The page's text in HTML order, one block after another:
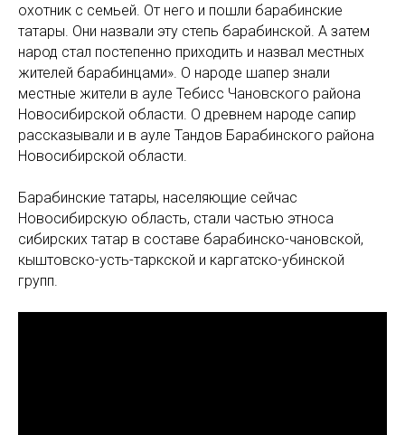
охотник с семьей. От него и пошли барабинские
татары. Они назвали эту степь барабинской. А затем
народ стал постепенно приходить и назвал местных
жителей барабинцами». О народе шапер знали
местные жители в ауле Тебисс Чановского района
Новосибирской области. О древнем народе сапир
рассказывали и в ауле Тандов Барабинского района
Новосибирской области.
Барабинские татары, населяющие сейчас
Новосибирскую область, стали частью этноса
сибирских татар в составе барабинско-чановской,
кыштовско-усть-таркской и каргатско-убинской
групп.